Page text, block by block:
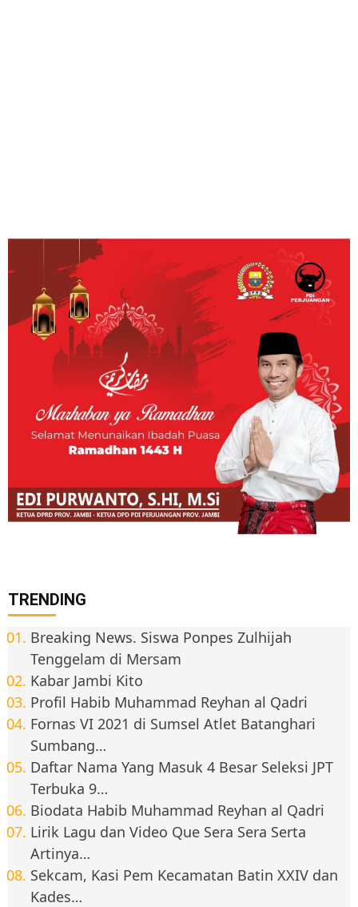
TRENDING
Breaking News. Siswa Ponpes Zulhijah
Tenggelam di Mersam
Kabar Jambi Kito
Profil Habib Muhammad Reyhan al Qadri
Fornas VI 2021 di Sumsel Atlet Batanghari
Sumbang…
Daftar Nama Yang Masuk 4 Besar Seleksi JPT
Terbuka 9…
Biodata Habib Muhammad Reyhan al Qadri
Lirik Lagu dan Video Que Sera Sera Serta
Artinya…
Sekcam, Kasi Pem Kecamatan Batin XXIV dan
Kades…